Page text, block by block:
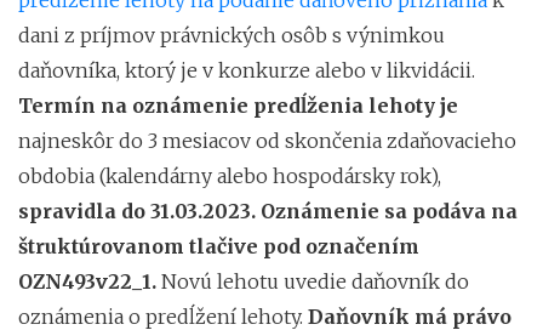
dani z príjmov právnických osôb s výnimkou
daňovníka, ktorý je v konkurze alebo v likvidácii.
Termín na oznámenie predĺženia lehoty je
najneskôr do 3 mesiacov od skončenia zdaňovacieho
obdobia (kalendárny alebo hospodársky rok),
spravidla do 31.03.2023. Oznámenie sa podáva na
štruktúrovanom tlačive pod označením
OZN493v22_1. Novú lehotu uvedie daňovník do
oznámenia o predĺžení lehoty. Daňovník má právo